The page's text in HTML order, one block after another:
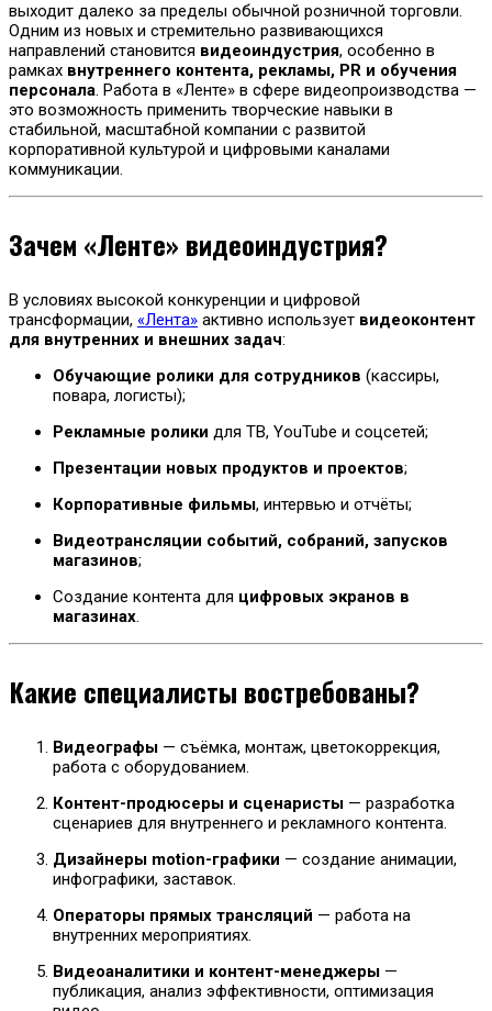
выходит далеко за пределы обычной розничной торговли.
Одним из новых и стремительно развивающихся
направлений становится видеоиндустрия, особенно в
рамках внутреннего контента, рекламы, PR и обучения
персонала. Работа в «Ленте» в сфере видеопроизводства —
это возможность применить творческие навыки в
стабильной, масштабной компании с развитой
корпоративной культурой и цифровыми каналами
коммуникации.
Зачем «Ленте» видеоиндустрия?
В условиях высокой конкуренции и цифровой
трансформации, «Лента» активно использует видеоконтент
для внутренних и внешних задач:
Обучающие ролики для сотрудников (кассиры,
повара, логисты);
Рекламные ролики для ТВ, YouTube и соцсетей;
Презентации новых продуктов и проектов;
Корпоративные фильмы, интервью и отчёты;
Видеотрансляции событий, собраний, запусков
магазинов;
Создание контента для цифровых экранов в
магазинах.
Какие специалисты востребованы?
Видеографы — съёмка, монтаж, цветокоррекция,
работа с оборудованием.
Контент-продюсеры и сценаристы — разработка
сценариев для внутреннего и рекламного контента.
Дизайнеры motion-графики — создание анимации,
инфографики, заставок.
Операторы прямых трансляций — работа на
внутренних мероприятиях.
Видеоаналитики и контент-менеджеры —
публикация, анализ эффективности, оптимизация